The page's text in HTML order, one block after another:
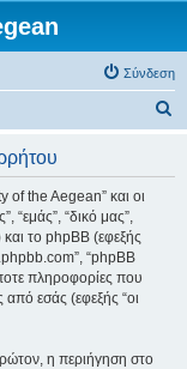
Σύνδεση
of the Aegean” και οι
“εμάς”, “δικό μας”,
το phpBB (εφεξής
“phpBB
πληροφορίες που
από εσάς (εφεξής “οι
η περιήγηση στο